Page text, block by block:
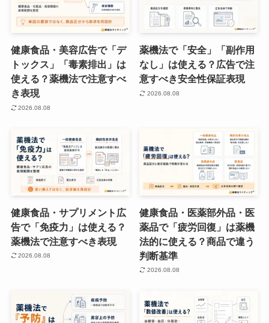
健康食品・美容広告で「デ
トックス」「毒素排出」は
使える？薬機法で注意すべ
き表現
2026.08.08
薬機法で「安全」「副作用
なし」は使える？広告で注
意すべき安全性保証表現
2026.08.08
健康食品・サプリメント広
告で「免疫力」は使える？
薬機法で注意すべき表現
2026.08.08
健康食品・医薬部外品・医
薬品で「疲労回復」は薬機
法的に使える？商品で違う
判断基準
2026.08.08